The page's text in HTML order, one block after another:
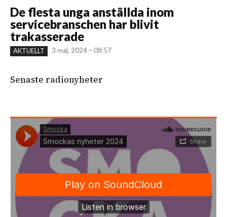
De flesta unga anställda inom
servicebranschen har blivit
trakasserade
AKTUELLT 3 maj, 2024 – 08:57
Senaste radionyheter